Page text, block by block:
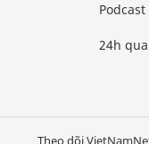
Podcast
24h qua
Theo dõi